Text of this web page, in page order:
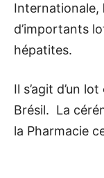
Internationale,
d’importants
hépatites.
Il s’agit d’un
Brésil. La
la Pharmacie